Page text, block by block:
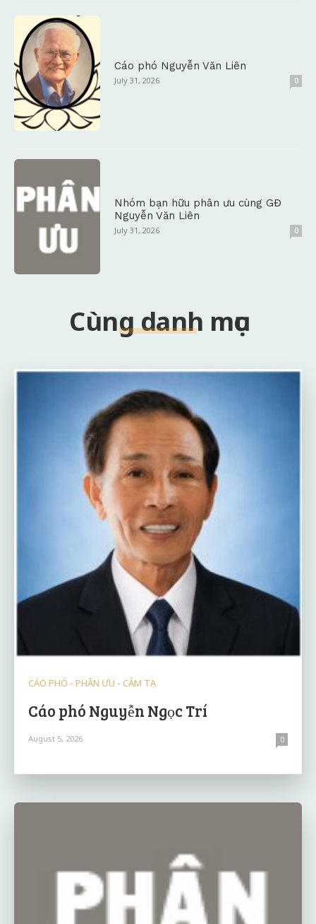
Cáo phó Nguyễn Văn Liên
July 31, 2026 0
Nhóm bạn hữu phân ưu cùng GĐ
Nguyễn Văn Liên
July 31, 2026 0
Cùng danh mục
CÁO PHÓ - PHÂN ƯU - CẢM TẠ
Cáo phó Nguyễn Ngọc Trí
August 5, 2026 0